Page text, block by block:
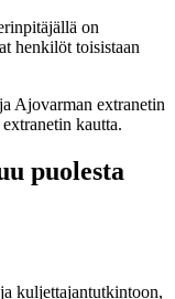
on
henkilöt toisistaan
Ajovarman extranetin
kautta.
puolesta
kuljettajantutkintoon,